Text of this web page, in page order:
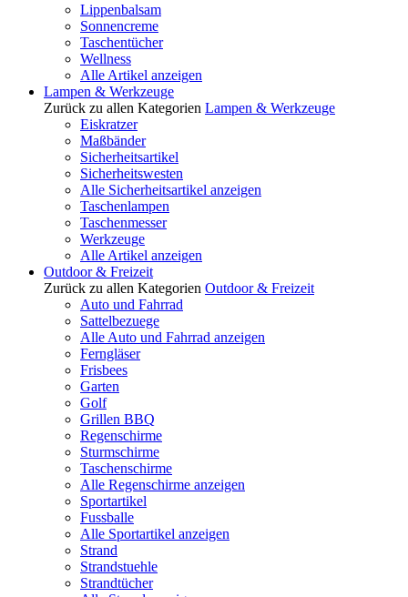
Lippenbalsam
Sonnencreme
Taschentücher
Wellness
Alle Artikel anzeigen
Lampen & Werkzeuge
Zurück zu allen Kategorien Lampen & Werkzeuge
Eiskratzer
Maßbänder
Sicherheitsartikel
Sicherheitswesten
Alle Sicherheitsartikel anzeigen
Taschenlampen
Taschenmesser
Werkzeuge
Alle Artikel anzeigen
Outdoor & Freizeit
Zurück zu allen Kategorien Outdoor & Freizeit
Auto und Fahrrad
Sattelbezuege
Alle Auto und Fahrrad anzeigen
Ferngläser
Frisbees
Garten
Golf
Grillen BBQ
Regenschirme
Sturmschirme
Taschenschirme
Alle Regenschirme anzeigen
Sportartikel
Fussballe
Alle Sportartikel anzeigen
Strand
Strandstuehle
Strandtücher